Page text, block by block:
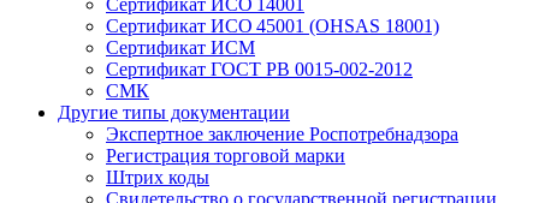
Сертификат ИСО 14001
Сертификат ИСО 45001 (OHSAS 18001)
Сертификат ИСМ
Сертификат ГОСТ РВ 0015-002-2012
СМК
Другие типы документации
Экспертное заключение Роспотребнадзора
Регистрация торговой марки
Штрих коды
Свидетельство о государственной регистрации